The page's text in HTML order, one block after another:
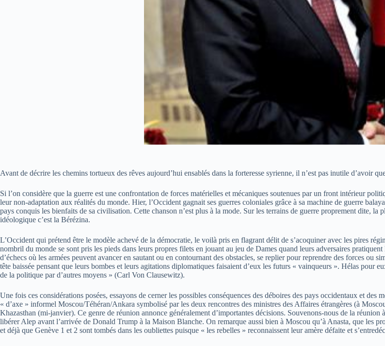
Avant de décrire les chemins tortueux des rêves aujourd’hui ensablés dans la forteresse syrienne, il n’est pas inutile d’avoir
Si l’on considère que la guerre est une confrontation de forces matérielles et mécaniques soutenues par un front intérieur
leur non-adaptation aux réalités du monde. Hier, l’Occident gagnait ses guerres coloniales grâce à sa machine de guerre
pays conquis les bienfaits de sa civilisation. Cette chanson n’est plus à la mode. Sur les terrains de guerre proprement dite,
idéologique c’est la Bérézina.
L’Occident qui prétend être le modèle achevé de la démocratie, le voilà pris en flagrant délit de s’acoquiner avec les pires
nombril du monde se sont pris les pieds dans leurs propres filets en jouant au jeu de Dames quand leurs adversaires
d’échecs où les armées peuvent avancer en sautant ou en contournant des obstacles, se replier pour reprendre des forces ou
tête baissée pensant que leurs bombes et leurs agitations diplomatiques faisaient d’eux les futurs « vainqueurs ». Hélas pour
de la politique par d’autres moyens » (Carl Von Clausewitz).
Une fois ces considérations posées, essayons de cerner les possibles conséquences des déboires des pays occidentaux et
« d’axe » informel Moscou/Téhéran/Ankara symbolisé par les deux rencontres des ministres des Affaires étrangères (à
Khazasthan (mi-janvier). Ce genre de réunion annonce généralement d’importantes décisions. Souvenons-nous de la
libérer Alep avant l’arrivée de Donald Trump à la Maison Blanche. On remarque aussi bien à Moscou qu’à Anasta, que les
et déjà que Genève 1 et 2 sont tombés dans les oubliettes puisque « les rebelles » reconnaissent leur amère défaite et